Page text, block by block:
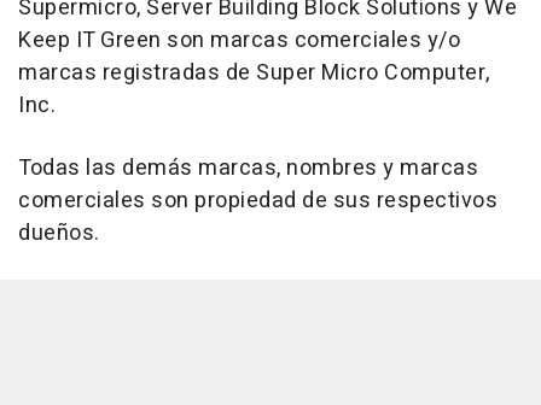
Supermicro, Server Building Block Solutions y We
Keep IT Green son marcas comerciales y/o
marcas registradas de Super Micro Computer,
Inc.
Todas las demás marcas, nombres y marcas
comerciales son propiedad de sus respectivos
dueños.